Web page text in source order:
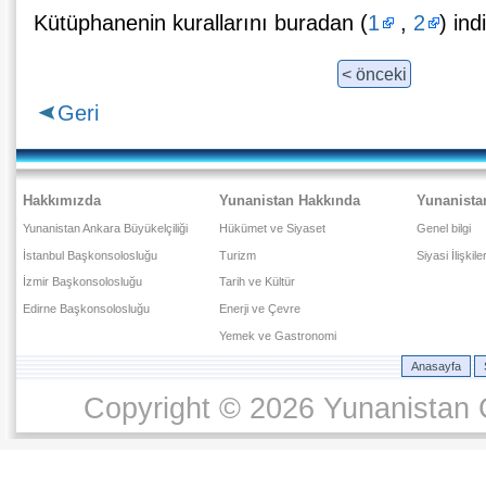
Kütüphanenin kurallarını buradan (1 , 2 )
< önceki
Geri
Hakkımızda
Yunanistan Ankara Büyükelçiliği
İstanbul Başkonsolosluğu
İzmir Başkonsolosluğu
Edirne Başkonsolosluğu
Yunanistan Hakkında
Hükümet ve Siyaset
Turizm
Tarih ve Kültür
Enerji ve Çevre
Yemek ve Gastronomi
Genel bilgi
Siyasi İlişkiler
Anasayfa
Copyright © 2026 Yunanistan